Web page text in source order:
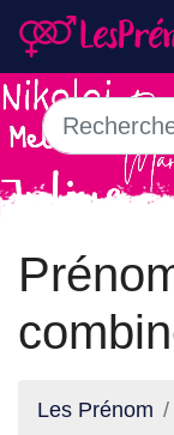
Les Prénom